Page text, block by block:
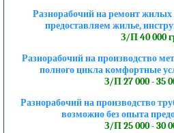
Разнорабочий на ремонт
предоставляем жилье,
З/П 40 000
Разнорабочий на производство
полного цикла комфортные
З/П 27 000 - 35
Разнорабочий на производство
возможно без опыта
З/П 25 000 - 30